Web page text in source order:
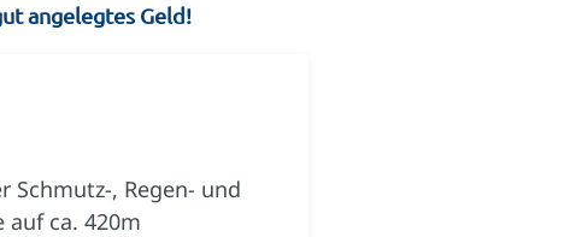
angelegtes Geld!
Schmutz-, Regen- und
ca. 420m